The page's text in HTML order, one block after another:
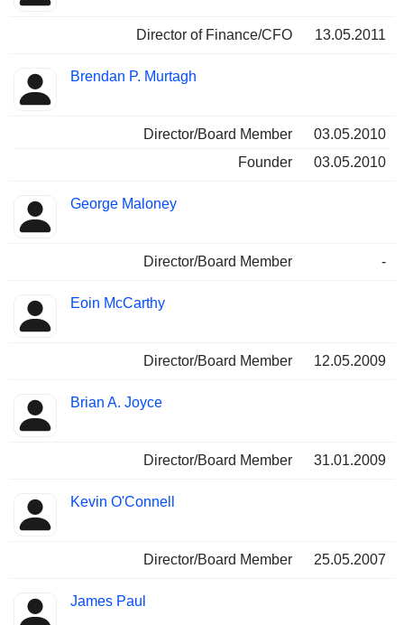
Director of Finance/CFO 13.05.2011
Brendan P. Murtagh
Director/Board Member
03.05.2010
Founder
03.05.2010
George Maloney
Director/Board Member -
Eoin McCarthy
Director/Board Member 12.05.2009
Brian A. Joyce
Director/Board Member 31.01.2009
Kevin O'Connell
Director/Board Member 25.05.2007
James Paul